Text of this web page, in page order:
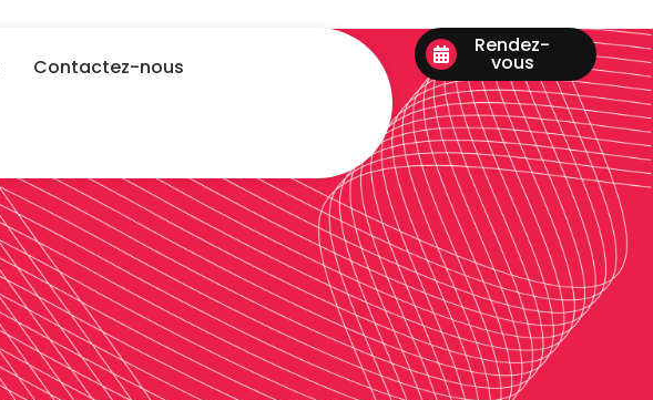
Contactez-nous
Rendez-
vous